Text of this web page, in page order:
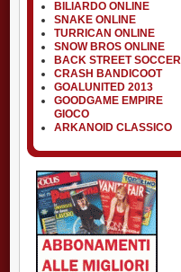
BILIARDO ONLINE
SNAKE ONLINE
TURRICAN ONLINE
SNOW BROS ONLINE
BACK STREET SOCCER
CRASH BANDICOOT
GOALUNITED 2013
GOODGAME EMPIRE
GIOCO
ARKANOID CLASSICO